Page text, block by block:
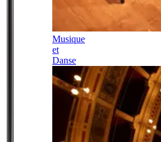
Musique
et
Danse